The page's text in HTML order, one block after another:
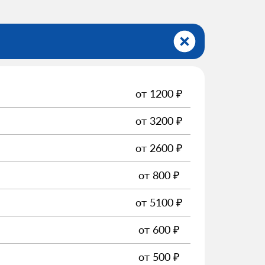
от 1200 ₽
от 3200 ₽
от 2600 ₽
от 800 ₽
от 5100 ₽
от 600 ₽
от 500 ₽